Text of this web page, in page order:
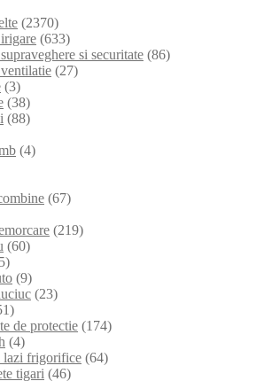
(2370)
(633)
si securitate (86)
(27)
(3)
(38)
(88)
(4)
(67)
(219)
(60)
(9)
(23)
de protectie (174)
(4)
lazi frigorifice (64)
tigari (46)